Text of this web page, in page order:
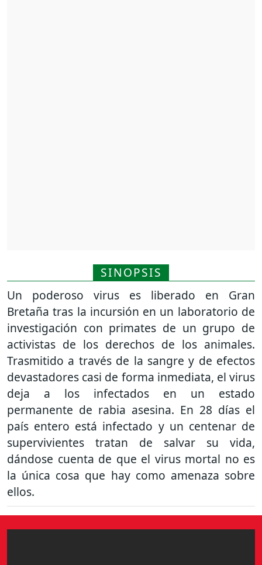
SINOPSIS
Un poderoso virus es liberado en Gran
Bretaña tras la incursión en un laboratorio de
investigación con primates de un grupo de
activistas de los derechos de los animales.
Trasmitido a través de la sangre y de efectos
devastadores casi de forma inmediata, el virus
deja a los infectados en un estado
permanente de rabia asesina. En 28 días el
país entero está infectado y un centenar de
supervivientes tratan de salvar su vida,
dándose cuenta de que el virus mortal no es
la única cosa que hay como amenaza sobre
ellos.